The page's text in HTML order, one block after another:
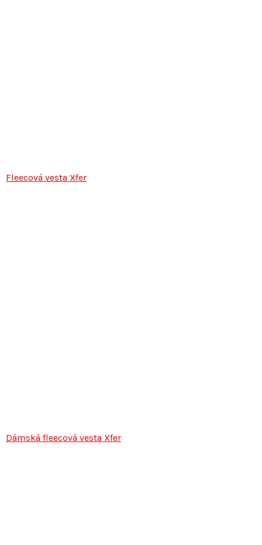
Fleecová vesta Xfer
Dámská fleecová vesta Xfer